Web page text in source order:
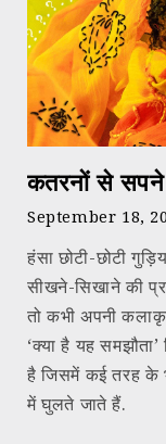
कतरनों से
September 18,
हंसा छोटी-छोटी
सीखने-सिखाने की
तो कभी अपनी
‘क्या है यह
है जिसमें कई तरह के
में घुलते जाते हैं.